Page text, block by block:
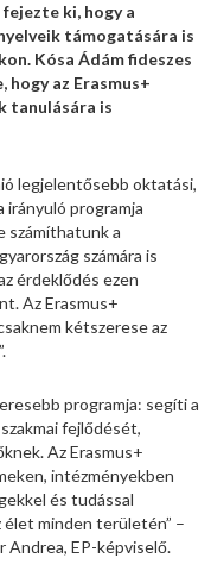
ki, hogy a
támogatására is
Kósa Ádám fideszes
az Erasmus+
tanulására is
legjelentősebb oktatási,
irányuló programja
számíthatunk a
számára is
érdeklődés ezen
Az Erasmus+
kétszerese az
programja: segíti a
fejlődését,
Az Erasmus+
intézményekben
és tudással
élet minden területén” –
Andrea, EP-képviselő.